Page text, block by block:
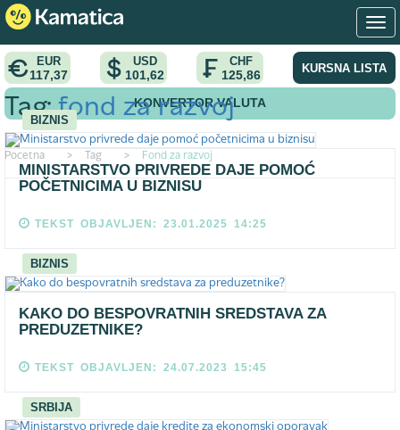
EUR
117,37
USD
101,62
CHF
125,86 KURSNA LISTA
KONVERTOR VALUTA
Pocetna > Tag > Fond za razvoj
Tag:fond za razvoj
BIZNIS
MINISTARSTVO PRIVREDE DAJE POMOĆ
POČETNICIMA U BIZNISU
TEKST OBJAVLJEN: 23.01.2025 14:25
BIZNIS
KAKO DO BESPOVRATNIH SREDSTAVA ZA
PREDUZETNIKE?
TEKST OBJAVLJEN: 24.07.2023 15:45
SRBIJA